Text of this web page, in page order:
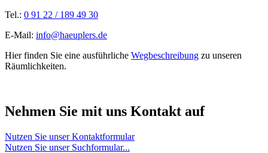
Tel.: 0 91 22 / 189 49 30
E-Mail: info@haeuplers.de
Hier finden Sie eine ausführliche Wegbeschreibung zu unseren
Räumlichkeiten.
Nehmen Sie mit uns Kontakt auf
Nutzen Sie unser Kontaktformular
Nutzen Sie unser Suchformular...